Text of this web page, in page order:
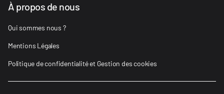
À propos de nous
Qui sommes nous ?
Mentions Légales
Politique de confidentialité et Gestion des cookies